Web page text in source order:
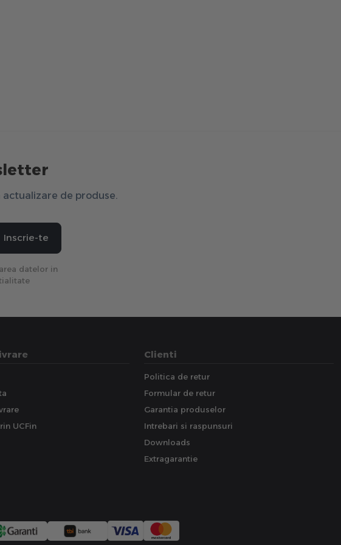
de produse.
Inscrie-te
datelor in
UCFin
Clienti
Politica de retur
Formular de retur
Garantia produselor
Intrebari si raspunsuri
Downloads
Extragarantie